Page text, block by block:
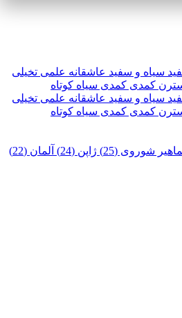
سیاه و سفید عاشقانه علمی تخیلی
کمدی کمدی سیاه کوتاه
سیاه و سفید عاشقانه علمی تخیلی
کمدی کمدی سیاه کوتاه
شوروی (25) ژاپن (24)
آلمان (22)